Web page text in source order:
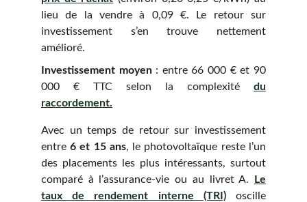
lieu de la vendre à 0,09 €. Le retour sur
investissement s’en trouve nettement
amélioré.
Investissement moyen: entre 66 000 € et 90
000 € TTC selon la complexité du
raccordement.
Avec un temps de retour sur investissement
entre6 et 15 ans, le photovoltaïque reste l’un
des placements les plus intéressants, surtout
comparé à l’assurance-vie ou au livret A.
Le
taux de rendement interne (TRI)oscille